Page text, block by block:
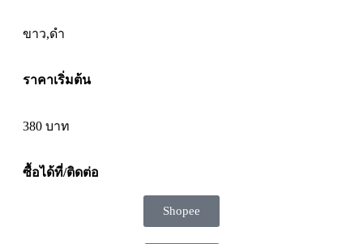
ขาว,ดำ
ราคาเริ่มต้น
380 บาท
ซื้อได้ที่/ติดต่อ
Shopee